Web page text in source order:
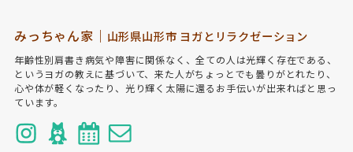
みっちゃん家｜ 山形県山形市 ヨガとリラクゼーション
年齢性別肩書き病気や障害に関係なく、全ての人は光輝く存在である、
というヨガの教えに基づいて、来た人がちょっとでも曇りがとれたり、
心や体が軽くなったり、光り輝く太陽に還るお手伝いが出来ればと思っ
ています。